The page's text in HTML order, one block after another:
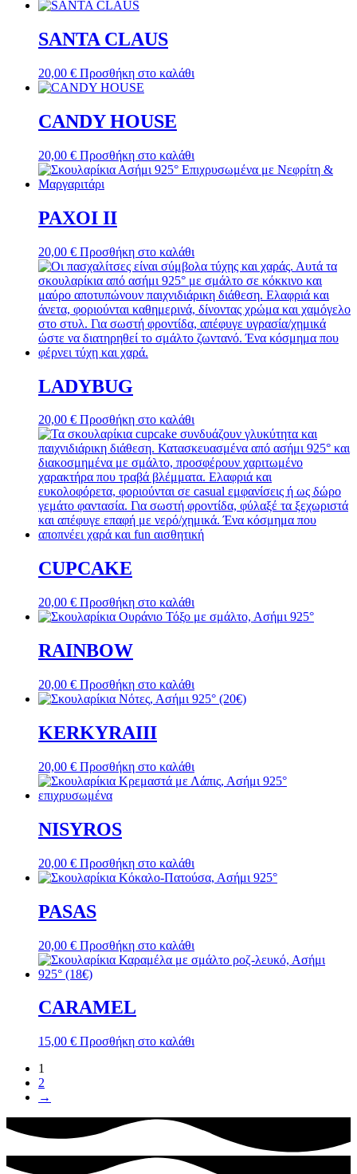
SANTA CLAUS
20,00 € Προσθήκη στο καλάθι
CANDY HOUSE
20,00 € Προσθήκη στο καλάθι
PAXOI II
20,00 € Προσθήκη στο καλάθι
LADYBUG
20,00 € Προσθήκη στο καλάθι
CUPCAKE
20,00 € Προσθήκη στο καλάθι
RAINBOW
20,00 € Προσθήκη στο καλάθι
KERKYRAIII
20,00 € Προσθήκη στο καλάθι
NISYROS
20,00 € Προσθήκη στο καλάθι
PASAS
20,00 € Προσθήκη στο καλάθι
CARAMEL
15,00 € Προσθήκη στο καλάθι
1
2
→